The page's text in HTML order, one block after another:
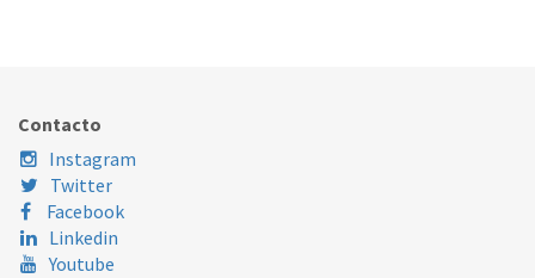
Contacto
Instagram
Twitter
Facebook
Linkedin
Youtube